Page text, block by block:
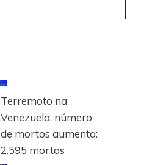
Terremoto na
Venezuela, número
de mortos aumenta:
2.595 mortos